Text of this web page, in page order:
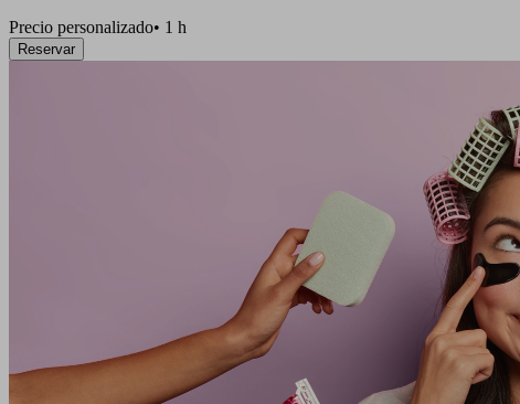
Precio personalizado• 1 h
Reservar